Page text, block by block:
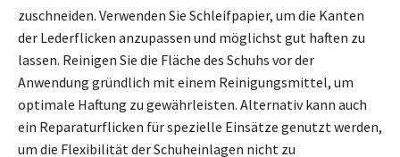
zuschneiden. Verwenden Sie Schleifpapier, um die Kanten
der Lederflicken anzupassen und möglichst gut haften zu
lassen. Reinigen Sie die Fläche des Schuhs vor der
Anwendung gründlich mit einem Reinigungsmittel, um
optimale Haftung zu gewährleisten. Alternativ kann auch
ein Reparaturflicken für spezielle Einsätze genutzt werden,
um die Flexibilität der Schuheinlagen nicht zu